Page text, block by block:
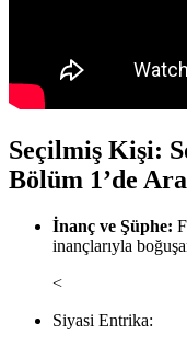
Seçilmiş Kişi:
Bölüm 1’de
İnanç ve Şüphe:
inançlarıyla
<
Siyasi Entrika: